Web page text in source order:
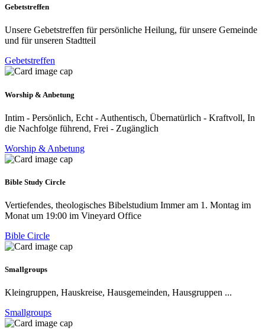
Gebetstreffen
Unsere Gebetstreffen für persönliche Heilung, für unsere Gemeinde
und für unseren Stadtteil
Gebetstreffen
Worship & Anbetung
Intim - Persönlich, Echt - Authentisch, Übernatürlich - Kraftvoll, In
die Nachfolge führend, Frei - Zugänglich
Worship & Anbetung
Bible Study Circle
Vertiefendes, theologisches Bibelstudium Immer am 1. Montag im
Monat um 19:00 im Vineyard Office
Bible Circle
Smallgroups
Kleingruppen, Hauskreise, Hausgemeinden, Hausgruppen ...
Smallgroups